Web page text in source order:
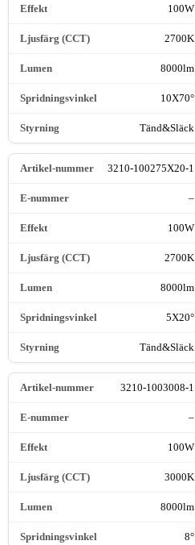
100W
2700K
8000lm
10X70°
Tänd&Släck
3210-100275X20-1
–
100W
2700K
8000lm
5X20°
Tänd&Släck
3210-1003008-1
–
100W
3000K
8000lm
8°